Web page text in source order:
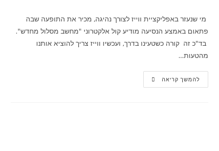
מי שנעזר באפליקציית ווייז לצורך נהיגה, מכיר את התופעה שבה
פתאום באמצע הנסיעה מודיע קול אלקטרוני "מחשב מסלול מחדש".
בד"כ זה קורה כשטעינו בדרך, ועכשיו ווייז צריך להוציא אותנו
מהטעות…
להמשך קריאה